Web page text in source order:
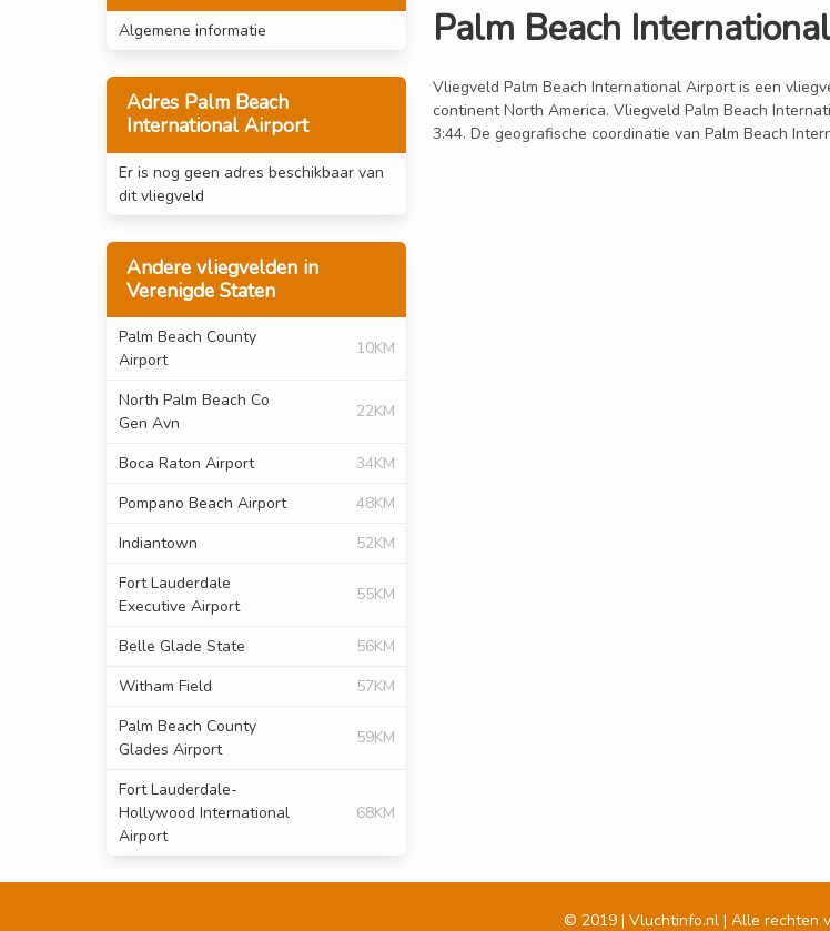
Algemene informatie
Adres Palm Beach
International Airport
Er is nog geen adres beschikbaar van
dit vliegveld
Andere vliegvelden in
Verenigde Staten
Palm Beach County
Airport
10KM
North Palm Beach Co
Gen Avn
22KM
Boca Raton Airport
34KM
Pompano Beach Airport
48KM
Indiantown
52KM
Fort Lauderdale
Executive Airport
55KM
Belle Glade State
56KM
Witham Field
57KM
Palm Beach County
Glades Airport
59KM
Fort Lauderdale-
Hollywood International
Airport
68KM
Palm Beach
Vliegveld Palm Beach International Airport is een
continent North America. Vliegveld Palm Beach
3:44. De geografische coordinatie van Palm Beach
© 2019 | Vluchtinfo.nl | Alle rechten